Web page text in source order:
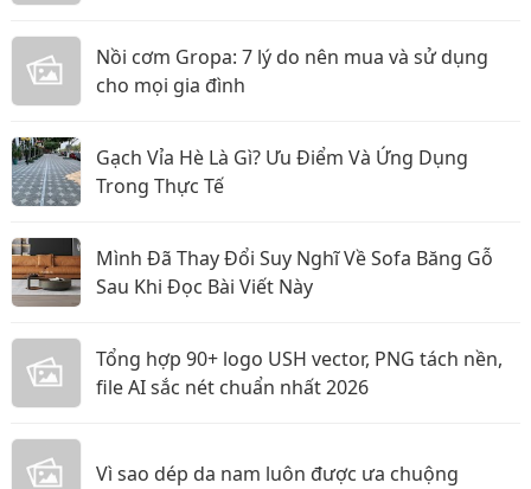
Nồi cơm Gropa: 7 lý do nên mua và sử dụng
cho mọi gia đình
Gạch Vỉa Hè Là Gì? Ưu Điểm Và Ứng Dụng
Trong Thực Tế
Mình Đã Thay Đổi Suy Nghĩ Về Sofa Băng Gỗ
Sau Khi Đọc Bài Viết Này
Tổng hợp 90+ logo USH vector, PNG tách nền,
file AI sắc nét chuẩn nhất 2026
Vì sao dép da nam luôn được ưa chuộng